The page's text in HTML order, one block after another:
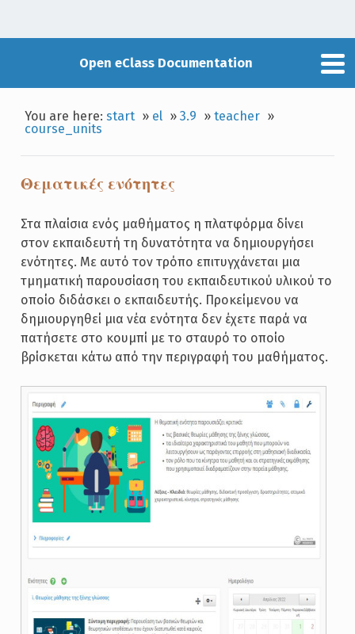
Open eClass Documentation
You are here:start » el »3.9 »teacher »
course_units
Θεματικές ενότητες
Στα πλαίσια ενός μαθήματος η πλατφόρμα δίνει
στον εκπαιδευτή τη δυνατότητα να δημιουργήσει
ενότητες. Με αυτό τον τρόπο επιτυγχάνεται μια
τμηματική παρουσίαση του εκπαιδευτικού υλικού το
οποίο διδάσκει ο εκπαιδευτής. Προκείμενου να
δημιουργηθεί μια νέα ενότητα δεν έχετε παρά να
πατήσετε στο κουμπί με το σταυρό το οποίο
βρίσκεται κάτω από την περιγραφή του μαθήματος.